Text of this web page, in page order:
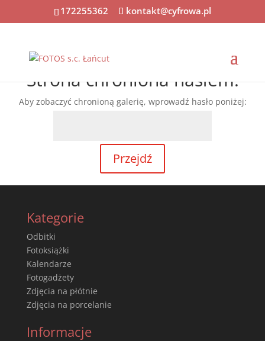
172255362 kontakt@cyfrowa.pl
Strona chroniona hasłem.
Aby zobaczyć chronioną galerię, wprowadź hasło poniżej:
Kategorie
Odbitki
Fotoksiążki
Kalendarze
Fotogadżety
Zdjęcia na płótnie
Zdjęcia na porcelanie
Informacje